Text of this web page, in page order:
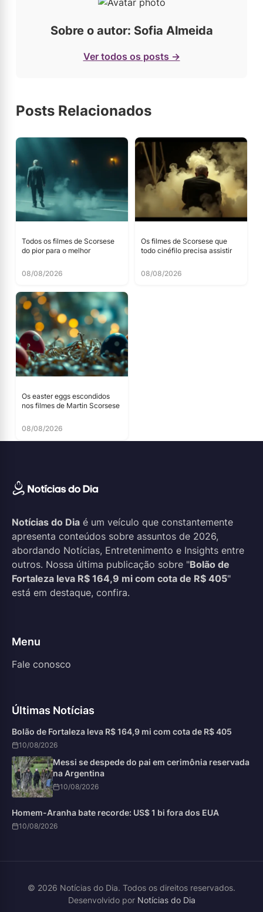
Sobre o autor: Sofia Almeida
Ver todos os posts →
Posts Relacionados
Todos os filmes de Scorsese
do pior para o melhor
08/08/2026
Os filmes de Scorsese que
todo cinéfilo precisa assistir
08/08/2026
Os easter eggs escondidos
nos filmes de Martin Scorsese
08/08/2026
Notícias do Dia é um veículo que constantemente
apresenta conteúdos sobre assuntos de 2026,
abordando Notícias, Entretenimento e Insights entre
outros. Nossa última publicação sobre "Bolão de
Fortaleza leva R$ 164,9 mi com cota de R$ 405"
está em destaque, confira.
Menu
Fale conosco
Últimas Notícias
Bolão de Fortaleza leva R$ 164,9 mi com cota de R$ 405
10/08/2026
Messi se despede do pai em cerimônia reservada
na Argentina
10/08/2026
Homem-Aranha bate recorde: US$ 1 bi fora dos EUA
10/08/2026
© 2026 Notícias do Dia. Todos os direitos reservados.
Desenvolvido por Notícias do Dia